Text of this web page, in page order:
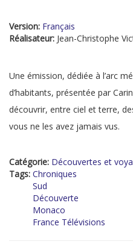
Version: Français
Réalisateur: Jean-Christophe
Une émission, dédiée à l’arc
d’habitants, présentée par
découvrir, entre ciel et terre,
vous ne les avez jamais vus.
Catégorie: Découvertes et
Tags: Chroniques
Sud
Découverte
Monaco
France Télévisions